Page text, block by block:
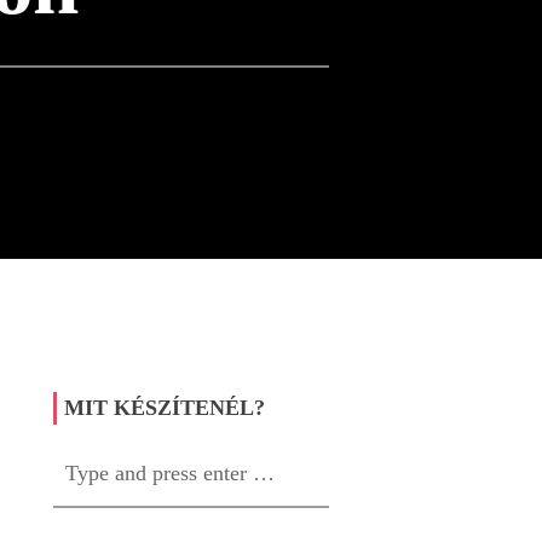
MIT KÉSZÍTENÉL?